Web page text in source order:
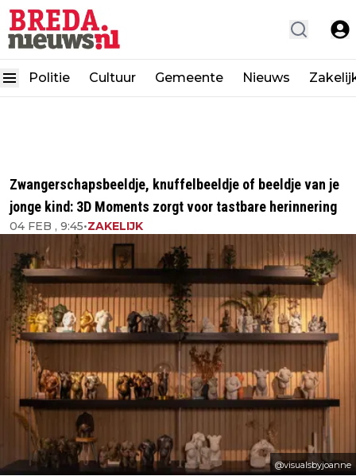
Politie Cultuur Gemeente Nieuws
Zwangerschapsbeeldje, knuffelbeeldje of beeldje van je
jonge kind: 3D Moments zorgt voor tastbare herinnering
04 FEB , 9:45•ZAKELIJK
@visualsbyjoanne